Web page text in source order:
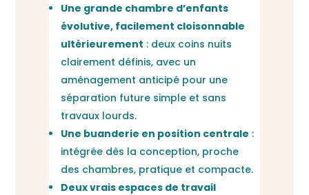
Une grande chambre d’enfants
évolutive, facilement cloisonnable
ultérieurement : deux coins nuits
clairement définis, avec un
aménagement anticipé pour une
séparation future simple et sans
travaux lourds.
Une buanderie en position centrale :
intégrée dès la conception, proche
des chambres, pratique et compacte.
Deux vrais espaces de travail